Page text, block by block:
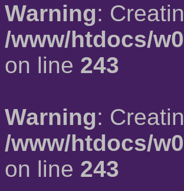
Warning:
/www/htdocs/
on line 243
Warning:
/www/htdocs/
on line 243